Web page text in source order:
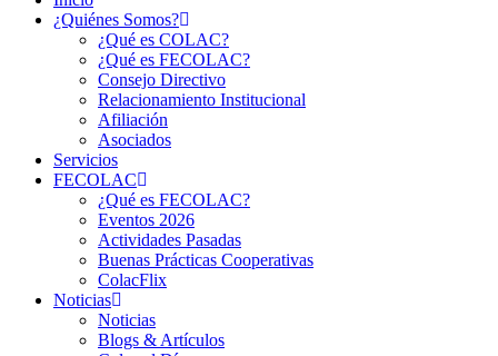
¿Quiénes Somos?
¿Qué es COLAC?
¿Qué es FECOLAC?
Consejo Directivo
Relacionamiento Institucional
Afiliación
Asociados
Servicios
FECOLAC
¿Qué es FECOLAC?
Eventos 2026
Actividades Pasadas
Buenas Prácticas Cooperativas
ColacFlix
Noticias
Noticias
Blogs & Artículos